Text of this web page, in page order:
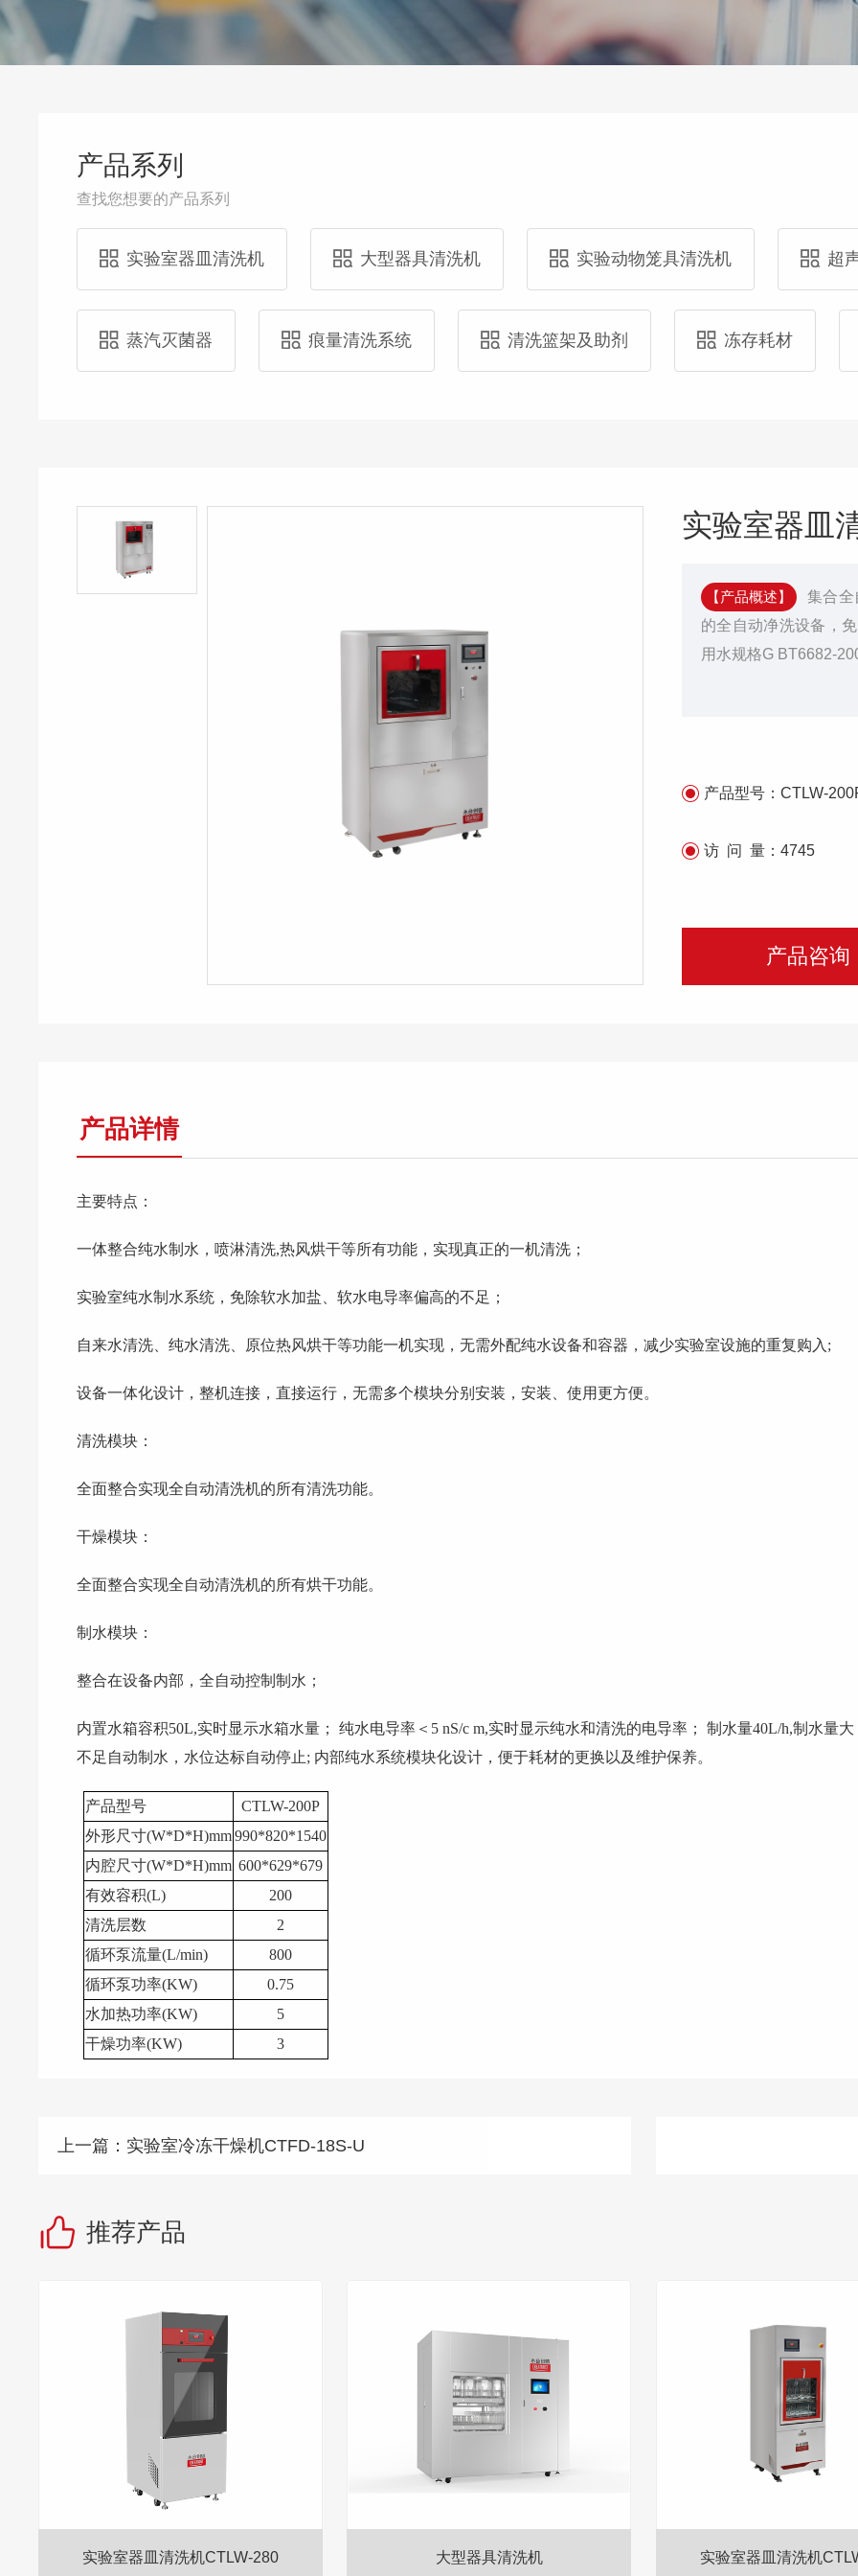
产品系列
查找您想要的产品系列
实验室器皿清洗机 大型器具清洗机 实验动物笼具清洗机 超
蒸汽灭菌器 痕量清洗系统 清洗篮架及助剂 冻存耗材
实验室器皿
【产品概述】
集合
的全自动净洗设备，
用水规格G BT6682-
产品型号： CTLW-
访 问 量： 4745
产品咨询
产品详情
主要特点：
一体整合纯水制水，喷淋清洗,热风烘干等所有功能，实现真正的一机清洗；
实验室纯水制水系统，免除软水加盐、软水电导率偏高的不足；
自来水清洗、纯水清洗、原位热风烘干等功能一机实现，无需外配纯水设备和容器，减少实验室设施的重复购入;
设备一体化设计，整机连接，直接运行，无需多个模块分别安装，安装、使用更方便。
清洗模块：
全面整合实现全自动清洗机的所有清洗功能。
干燥模块：
全面整合实现全自动清洗机的所有烘干功能。
制水模块：
整合在设备内部，全自动控制制水；
内置水箱容积50L,实时显示水箱水量； 纯水电导率＜5 nS/c m,实时显示纯水和清洗的电导率； 制水量40L/h,制水量
不足自动制水，水位达标自动停止; 内部纯水系统模块化设计，便于耗材的更换以及维护保养。
产品型号
CTLW-200P
外形尺寸(W*D*H)mm 990*820*1540
内腔尺寸(W*D*H)mm 600*629*679
有效容积(L)
200
清洗层数
2
循环泵流量(L/min)
800
循环泵功率(KW) 0.75
水加热功率(KW)
5
干燥功率(KW) 3
上一篇： 实验室冷冻干燥机CTFD-18S-U
推荐产品
实验室器皿清洗机CTLW-280 大型器具清洗机 实验室器皿清洗机